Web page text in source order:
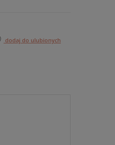
dodaj do ulubionych